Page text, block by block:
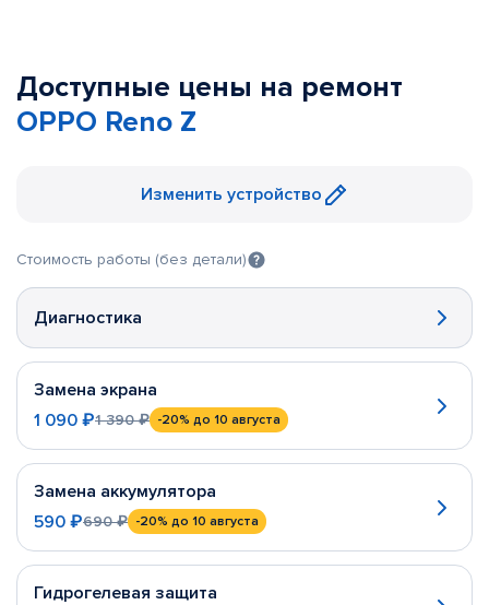
Доступные цены на ремонт
OPPO Reno Z
Изменить устройство
Стоимость работы (без детали)
Диагностика
Замена экрана
1 090 ₽1 390 ₽ -20% до 10 августа
Замена аккумулятора
590 ₽690 ₽ -20% до 10 августа
Гидрогелевая защита